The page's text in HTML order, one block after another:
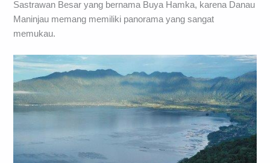
Sastrawan Besar yang bernama Buya Hamka, karena Danau
Maninjau memang memiliki panorama yang sangat
memukau.